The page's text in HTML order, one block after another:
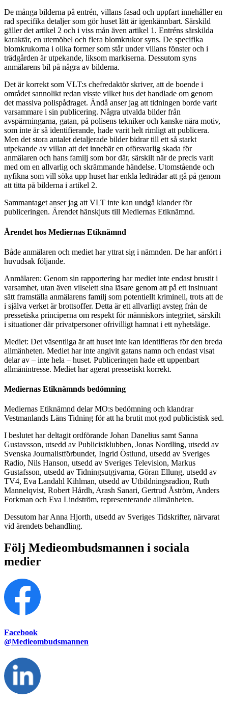
De många bilderna på entrén, villans fasad och uppfart innehåller en
rad specifika detaljer som gör huset lätt är igenkännbart. Särskild
gäller det artikel 2 och i viss mån även artikel 1. Entréns särskilda
karaktär, en utemöbel och flera blomkrukor syns. De specifika
blomkrukorna i olika former som står under villans fönster och i
trädgården är utpekande, liksom markiserna. Dessutom syns
anmälarens bil på några av bilderna.
Det är korrekt som VLT:s chefredaktör skriver, att de boende i
området sannolikt redan visste vilket hus det handlade om genom
det massiva polispådraget. Ändå anser jag att tidningen borde varit
varsammare i sin publicering. Några utvalda bilder från
avspärrningarna, gatan, på polisens tekniker och kanske nära motiv,
som inte är så identifierande, hade varit helt rimligt att publicera.
Men det stora antalet detaljerade bilder bidrar till ett så starkt
utpekande av villan att det innebär en oförsvarlig skada för
anmälaren och hans familj som bor där, särskilt när de precis varit
med om en allvarlig och skrämmande händelse. Utomstående och
nyfikna som vill söka upp huset har enkla ledtrådar att gå på genom
att titta på bilderna i artikel 2.
Sammantaget anser jag att VLT inte kan undgå klander för
publiceringen. Ärendet hänskjuts till Mediernas Etiknämnd.
Ärendet hos Mediernas Etiknämnd
Både anmälaren och mediet har yttrat sig i nämnden. De har anfört i
huvudsak följande.
Anmälaren: Genom sin rapportering har mediet inte endast brustit i
varsamhet, utan även vilselett sina läsare genom att på ett insinuant
sätt framställa anmälarens familj som potentiellt kriminell, trots att de
i själva verket är brottsoffer. Detta är ett allvarligt avsteg från de
pressetiska principerna om respekt för människors integritet, särskilt
i situationer där privatpersoner ofrivilligt hamnat i ett nyhetsläge.
Mediet: Det väsentliga är att huset inte kan identifieras för den breda
allmänheten. Mediet har inte angivit gatans namn och endast visat
delar av – inte hela – huset. Publiceringen hade ett uppenbart
allmänintresse. Mediet har agerat pressetiskt korrekt.
Mediernas Etiknämnds bedömning
Mediernas Etiknämnd delar MO:s bedömning och klandrar
Vestmanlands Läns Tidning för att ha brutit mot god publicistisk sed.
I beslutet har deltagit ordförande Johan Danelius samt Sanna
Gustavsson, utsedd av Publicistklubben, Jonas Nordling, utsedd av
Svenska Journalistförbundet, Ingrid Östlund, utsedd av Sveriges
Radio, Nils Hanson, utsedd av Sveriges Television, Markus
Gustafsson, utsedd av Tidningsutgivarna, Göran Ellung, utsedd av
TV4, Eva Landahl Kihlman, utsedd av Utbildningsradion, Ruth
Mannelqvist, Robert Hårdh, Arash Sanari, Gertrud Åström, Anders
Forkman och Eva Lindström, representerande allmänheten.
Dessutom har Anna Hjorth, utsedd av Sveriges Tidskrifter, närvarat
vid ärendets behandling.
Följ Medieombudsmannen i sociala
medier
Facebook
@Medieombudsmannen